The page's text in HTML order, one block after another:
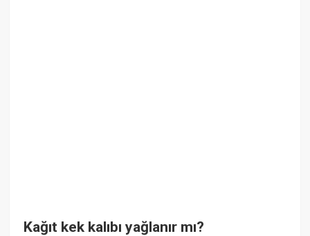
Kağıt kek kalıbı yağlanır mı?